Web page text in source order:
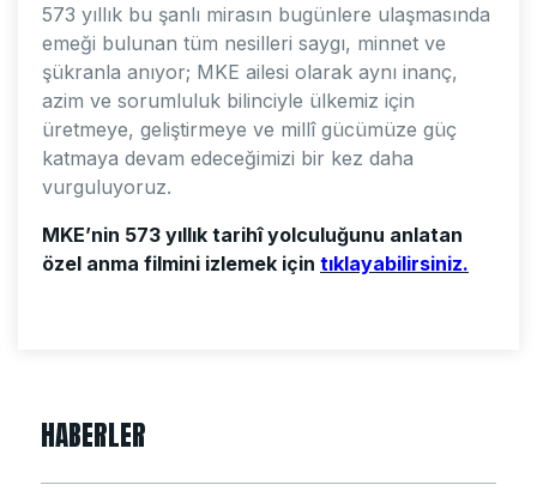
573 yıllık bu şanlı mirasın bugünlere ulaşmasında
emeği bulunan tüm nesilleri saygı, minnet ve
şükranla anıyor; MKE ailesi olarak aynı inanç,
azim ve sorumluluk bilinciyle ülkemiz için
üretmeye, geliştirmeye ve millî gücümüze güç
katmaya devam edeceğimizi bir kez daha
vurguluyoruz.
MKE’nin 573 yıllık tarihî yolculuğunu anlatan
özel anma filmini izlemek için tıklayabilirsiniz.
HABERLER